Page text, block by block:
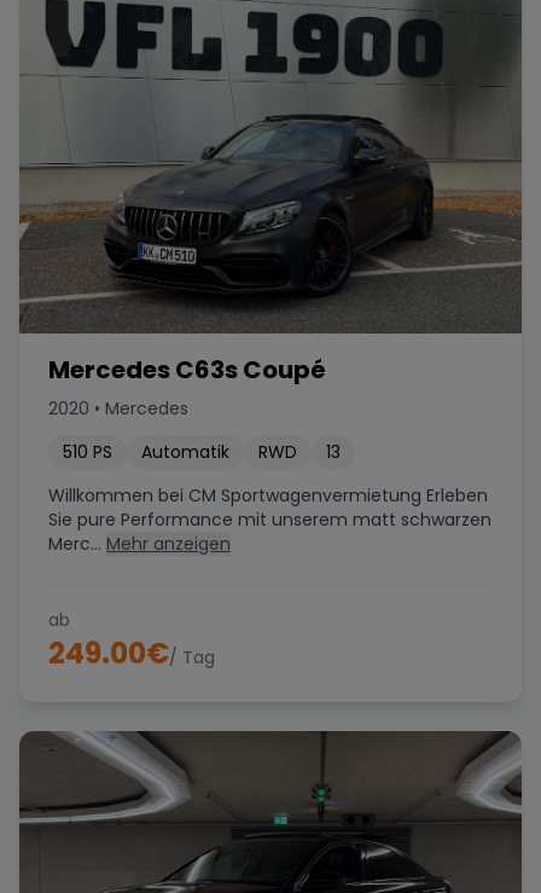
Mercedes C63s Coupé
2020 • Mercedes
510 PS Automatik RWD
13
Willkommen bei CM Sportwagenvermietung Erleben
Sie pure Performance mit unserem matt schwarzen
Merc... Mehr anzeigen
ab
249.00€/ Tag